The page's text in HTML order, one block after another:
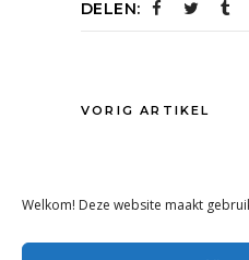
Welkom! Deze website maakt
DELEN:
VORIG ARTIKEL
OOK